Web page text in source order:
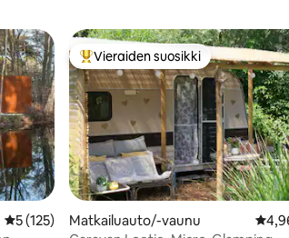
Keskimääräinen arvio 5/5, 125 arvostelua
5 (125)
Vieraiden suosikkien
Vieraiden suosikki
Matkailuauto/-vaunu